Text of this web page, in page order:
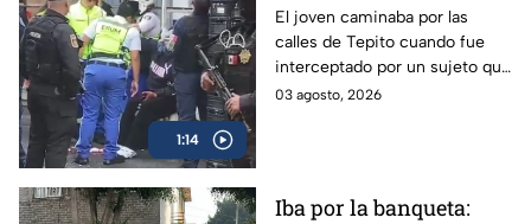
1:14
robarle: Joven recibe 8
puñaladas en Tepito
tras resistirse a un
asalto
El joven caminaba por las
calles de Tepito cuando fue
interceptado por un sujeto que
le exigió sus pertenencias y al
03 agosto, 2026
Iba por la banqueta: